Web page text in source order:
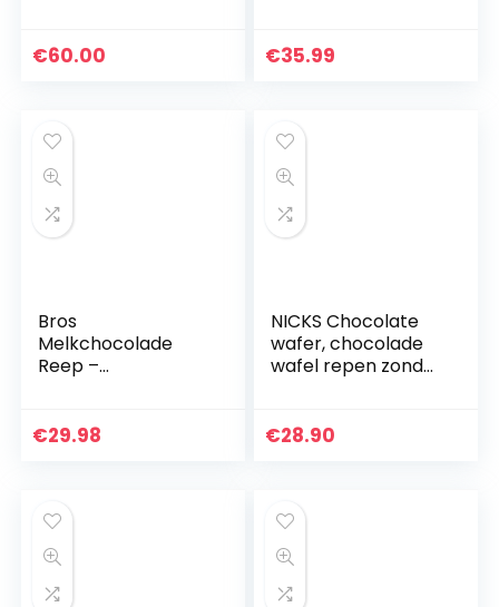
€60.00 €35.99
Bros
Melkchocolade
Reep –
chocoladerepen
€29.98
NICKS Chocolate
wafer, chocolade
wafel repen zonder
25 x 40g
€28.90